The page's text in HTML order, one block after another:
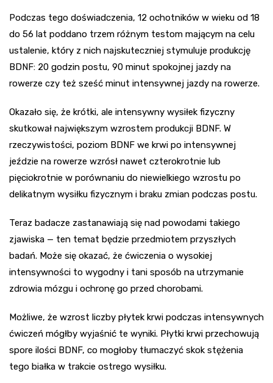
Podczas tego doświadczenia, 12 ochotników w wieku od 18
do 56 lat poddano trzem różnym testom mającym na celu
ustalenie, który z nich najskuteczniej stymuluje produkcję
BDNF: 20 godzin postu, 90 minut spokojnej jazdy na
rowerze czy też sześć minut intensywnej jazdy na rowerze.
Okazało się, że krótki, ale intensywny wysiłek fizyczny
skutkował największym wzrostem produkcji BDNF. W
rzeczywistości, poziom BDNF we krwi po intensywnej
jeździe na rowerze wzrósł nawet czterokrotnie lub
pięciokrotnie w porównaniu do niewielkiego wzrostu po
delikatnym wysiłku fizycznym i braku zmian podczas postu.
Teraz badacze zastanawiają się nad powodami takiego
zjawiska — ten temat będzie przedmiotem przyszłych
badań. Może się okazać, że ćwiczenia o wysokiej
intensywności to wygodny i tani sposób na utrzymanie
zdrowia mózgu i ochronę go przed chorobami.
Możliwe, że wzrost liczby płytek krwi podczas intensywnych
ćwiczeń mógłby wyjaśnić te wyniki. Płytki krwi przechowują
spore ilości BDNF, co mogłoby tłumaczyć skok stężenia
tego białka w trakcie ostrego wysiłku.